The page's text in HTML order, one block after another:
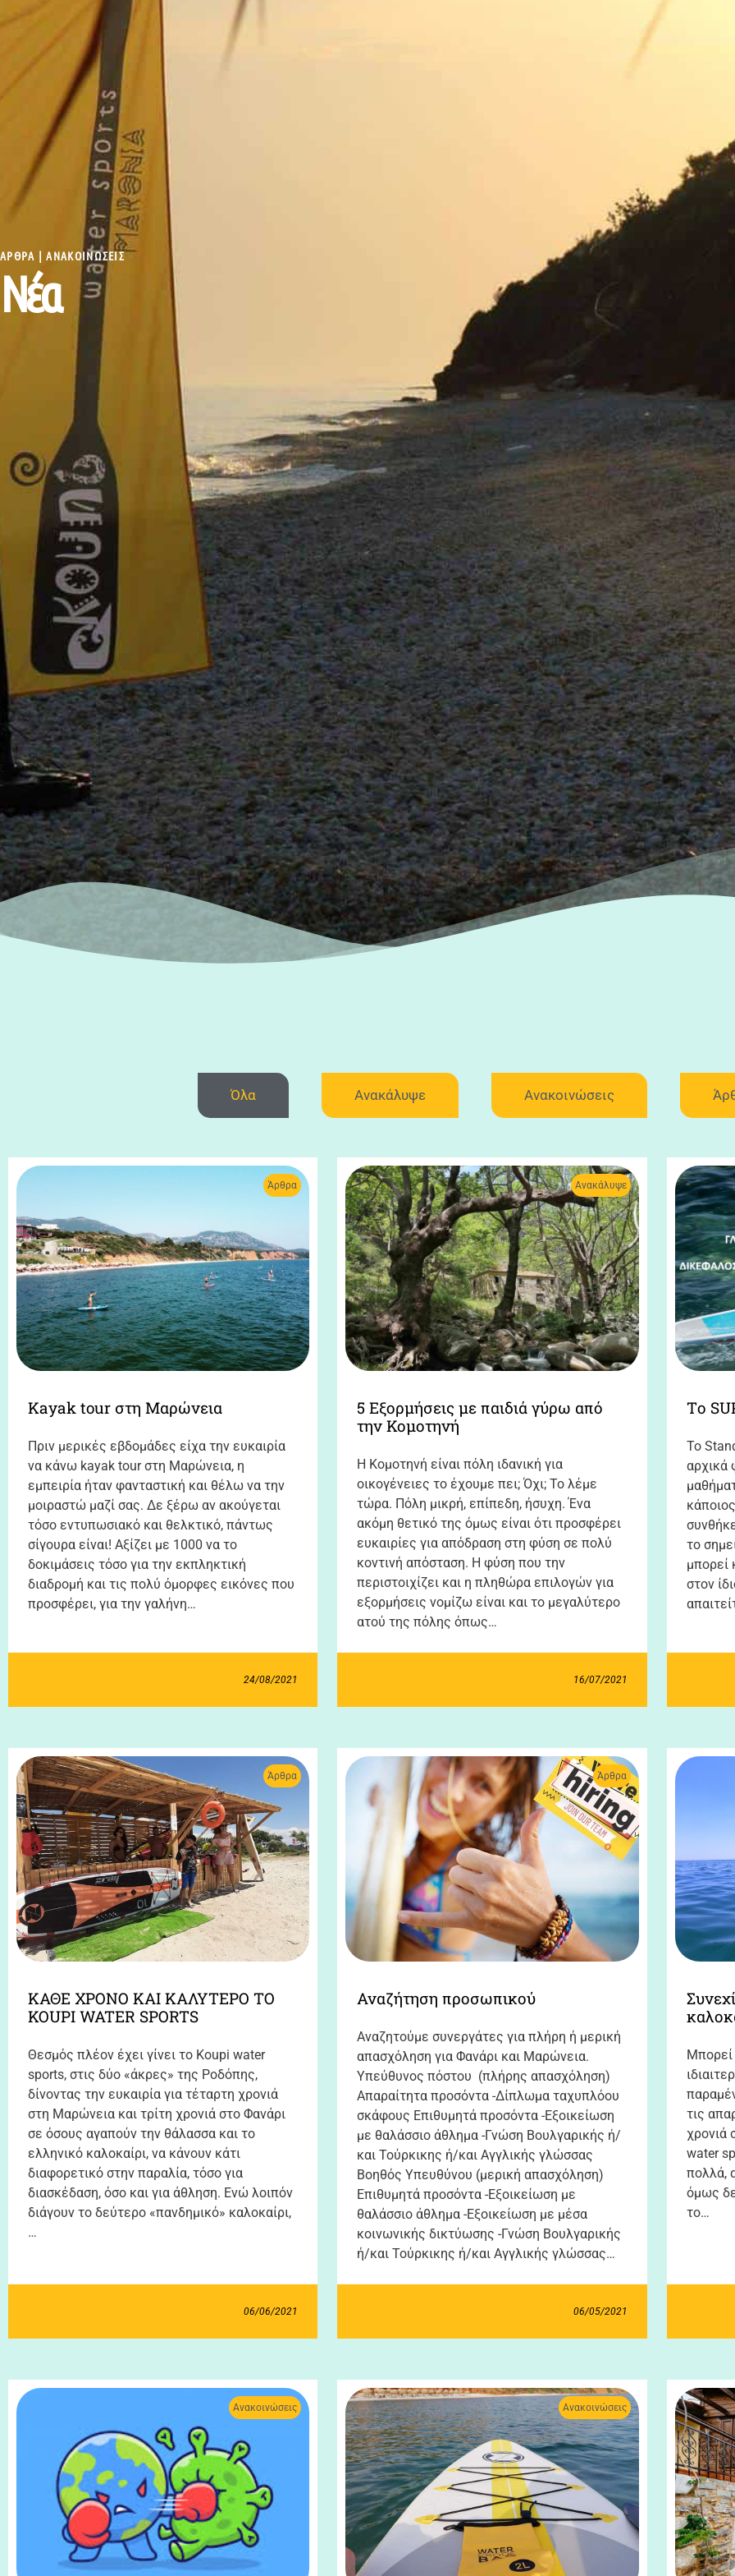
AΡΘΡΑ | ΑΝΑΚΟΙΝΩΣΕΙΣ
Νέα
Όλα Ανακάλυψε Ανακοινώσεις
Άρθρα
Kayak tour στη Μαρώνεια
Πριν μερικές εβδομάδες είχα την ευκαιρία
να κάνω kayak tour στη Μαρώνεια, η
εμπειρία ήταν φανταστική και θέλω να την
μοιραστώ μαζί σας. Δε ξέρω αν ακούγεται
τόσο εντυπωσιακό και θελκτικό, πάντως
σίγουρα είναι! Αξίζει με 1000 να το
δοκιμάσεις τόσο για την εκπληκτική
διαδρομή και τις πολύ όμορφες εικόνες που
προσφέρει, για την γαλήνη…
24/08/2021
Ανακάλυψε
5 Εξορμήσεις με παιδιά γύρω από
την Κομοτηνή
Η Κομοτηνή είναι πόλη ιδανική για
οικογένειες το έχουμε πει; Όχι; Το λέμε
τώρα. Πόλη μικρή, επίπεδη, ήσυχη. Ένα
ακόμη θετικό της όμως είναι ότι προσφέρει
ευκαιρίες για απόδραση στη φύση σε πολύ
κοντινή απόσταση. Η φύση που την
περιστοιχίζει και η πληθώρα επιλογών για
εξορμήσεις νομίζω είναι και το μεγαλύτερο
ατού της πόλης όπως…
16/07/2021
Tο
Το
αρχικά
το
μπορεί
στον
Άρθρα
ΚΑΘΕ ΧΡΟΝΟ ΚΑΙ ΚΑΛΥΤΕΡΟ ΤΟ
KOUPI WATER SPORTS
Θεσμός πλέον έχει γίνει το Koupi water
sports, στις δύο «άκρες» της Ροδόπης,
δίνοντας την ευκαιρία για τέταρτη χρονιά
στη Μαρώνεια και τρίτη χρονιά στο Φανάρι
σε όσους αγαπούν την θάλασσα και το
ελληνικό καλοκαίρι, να κάνουν κάτι
διαφορετικό στην παραλία, τόσο για
διασκέδαση, όσο και για άθληση. Ενώ λοιπόν
διάγουν το δεύτερο «πανδημικό» καλοκαίρι,
…
06/06/2021
Άρθρα
Αναζήτηση προσωπικού
Αναζητούμε συνεργάτες για πλήρη ή μερική
απασχόληση για Φανάρι και Μαρώνεια.
Υπεύθυνος πόστου (πλήρης απασχόληση)
Απαραίτητα προσόντα -Δίπλωμα ταχυπλόου
σκάφους Επιθυμητά προσόντα -Εξοικείωση
με θαλάσσιο άθλημα -Γνώση Βουλγαρικής ή/
και Τούρκικης ή/και Αγγλικής γλώσσας
Βοηθός Υπευθύνου (μερική απασχόληση)
Επιθυμητά προσόντα -Εξοικείωση με
θαλάσσιο άθλημα -Εξοικείωση με μέσα
κοινωνικής δικτύωσης -Γνώση Βουλγαρικής
ή/και Τούρκικης ή/και Αγγλικής γλώσσας…
06/05/2021
Μπορεί
τις
χρονιά
water
πολλά,
όμως
το…
Ανακοινώσεις Ανακοινώσεις